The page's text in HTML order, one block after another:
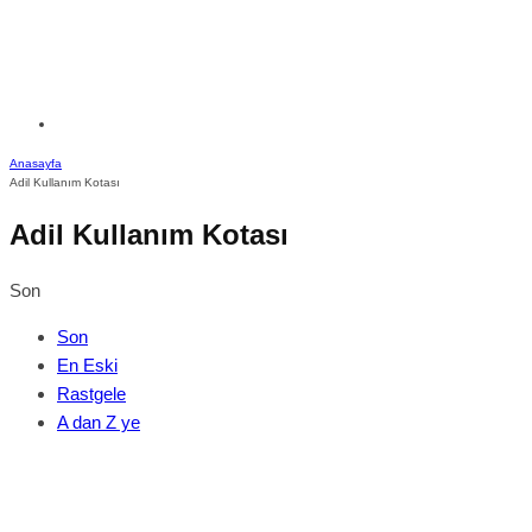
Anasayfa
Adil Kullanım Kotası
Adil Kullanım Kotası
Son
Son
En Eski
Rastgele
A dan Z ye